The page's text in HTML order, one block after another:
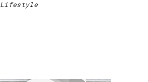
Lifestyle